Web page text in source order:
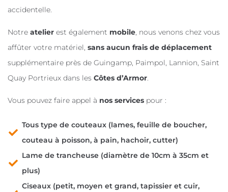
accidentelle.
Notre atelier est également mobile, nous venons chez vous
affûter votre matériel, sans aucun frais de déplacement
supplémentaire près de Guingamp, Paimpol, Lannion, Saint
Quay Portrieux dans les Côtes d’Armor.
Vous pouvez faire appel à nos services pour :
Tous type de couteaux (lames, feuille de boucher,
couteau à poisson, à pain, hachoir, cutter)
Lame de trancheuse (diamètre de 10cm à 35cm et
plus)
Ciseaux (petit, moyen et grand, tapissier et cuir,